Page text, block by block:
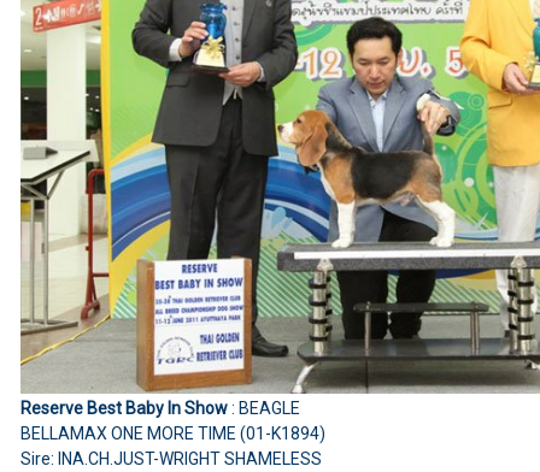
Reserve Best Baby In Show: BEAGLE
BELLAMAX ONE MORE TIME (01-K1894)
Sire: INA.CH.JUST-WRIGHT SHAMELESS